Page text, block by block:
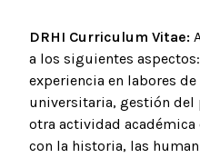
DRHI Curriculum Vitae:
a los siguientes
experiencia en labores
universitaria, gestión
otra actividad
con la historia, las